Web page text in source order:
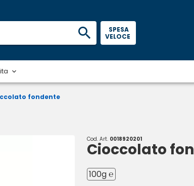
SPESA
fondente
Cod. Art. 0018920201
Cioccolato
100g ℮